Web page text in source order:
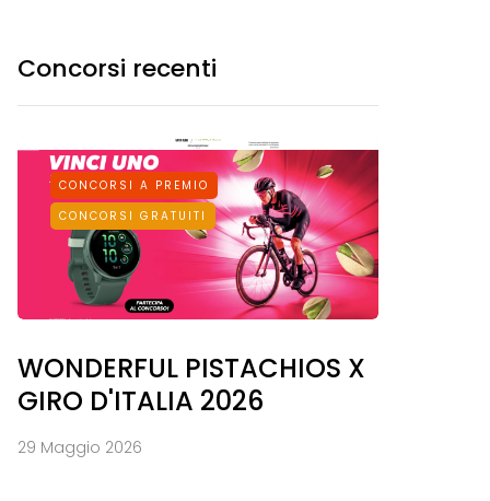
Concorsi recenti
CONCORSI A PREMIO
CONCORSI GRATUITI
WONDERFUL PISTACHIOS X
GIRO D'ITALIA 2026
29 Maggio 2026